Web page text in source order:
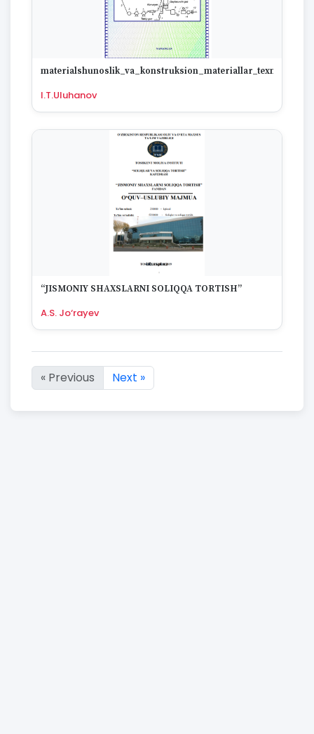
I.T.Uluhanov
“JISMONIY SHAXSLARNI SOLIQQA TORTISH”
A.S. Jo‘rayev
Showing :first to :last of 76 results
« Previous Next »